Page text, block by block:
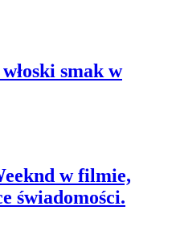
smak w
w filmie,
świadomości.